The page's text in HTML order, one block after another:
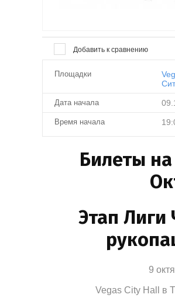
Добавить к сравнению
Площадки
Дата начала
Время начала
Билеты
Этап
9
Vegas City Hall в